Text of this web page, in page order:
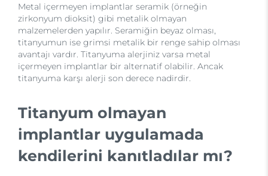
Metal içermeyen implantlar seramik (örneğin
zirkonyum dioksit) gibi metalik olmayan
malzemelerden yapılır. Seramiğin beyaz olması,
titanyumun ise grimsi metalik bir renge sahip olması
avantajı vardır. Titanyuma alerjiniz varsa metal
içermeyen implantlar bir alternatif olabilir. Ancak
titanyuma karşı alerji son derece nadirdir.
Titanyum olmayan
implantlar uygulamada
kendilerini kanıtladılar mı?